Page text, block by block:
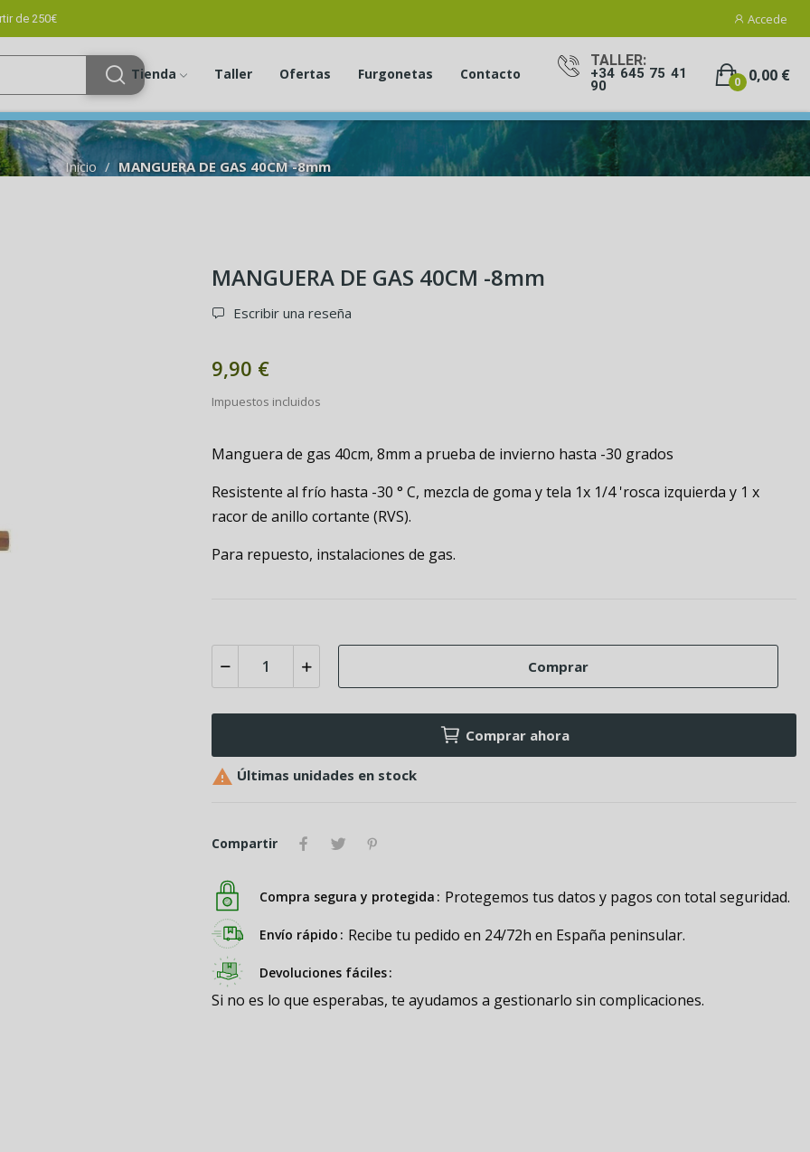
de 250€ Accede
Tienda Taller Ofertas Furgonetas Contacto
TALLER:
+34 645 75 41
90
0,00 €
0
Inicio MANGUERA DE GAS 40CM -8mm
MANGUERA DE GAS 40CM -8mm
Escribir una reseña
9,90 €
Impuestos incluidos
Manguera de gas 40cm, 8mm a prueba de invierno hasta -30 grados
Resistente al frío hasta -30 ° C, mezcla de goma y tela 1x 1/4 'rosca izquierda y 1 x
racor de anillo cortante (RVS).
Para repuesto, instalaciones de gas.
Comprar
Comprar ahora
 Últimas unidades en stock
Compartir
Compra segura y protegida Protegemos tus datos y pagos con total seguridad.
Envío rápido Recibe tu pedido en 24/72h en España peninsular.
Devoluciones fáciles
Si no es lo que esperabas, te ayudamos a gestionarlo sin complicaciones.